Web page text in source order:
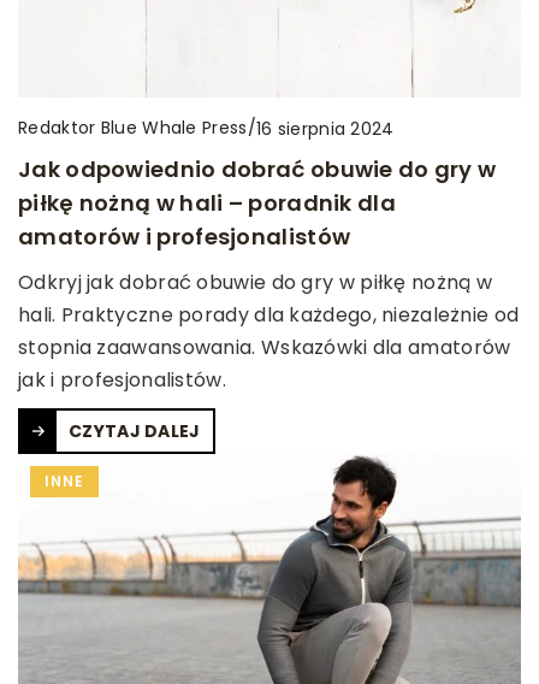
Redaktor Blue Whale Press/16 sierpnia 2024
Jak odpowiednio dobrać obuwie do gry w
piłkę nożną w hali – poradnik dla
amatorów i profesjonalistów
Odkryj jak dobrać obuwie do gry w piłkę nożną w
hali. Praktyczne porady dla każdego, niezależnie od
stopnia zaawansowania. Wskazówki dla amatorów
jak i profesjonalistów.
CZYTAJ DALEJ
INNE